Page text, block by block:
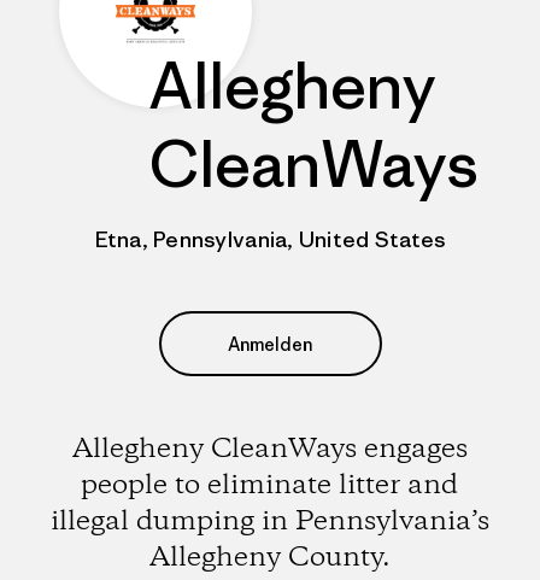
Allegheny
CleanWays
Etna, Pennsylvania, United States
Anmelden
Allegheny CleanWays engages
people to eliminate litter and
illegal dumping in Pennsylvania’s
Allegheny County.